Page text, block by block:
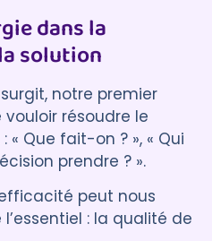
dans la
solution
notre premier
résoudre le
Que fait-on ? », « Qui
prendre ? ».
peut nous
: la qualité de